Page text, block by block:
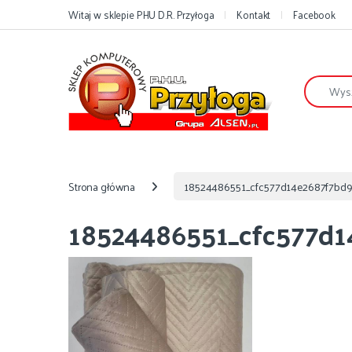
Przejdź do nawigacji
Przejdź do treściWitaj w sklepie PHU D.R. Przyłoga Kontakt Facebook
Szukaj:
Strona główna